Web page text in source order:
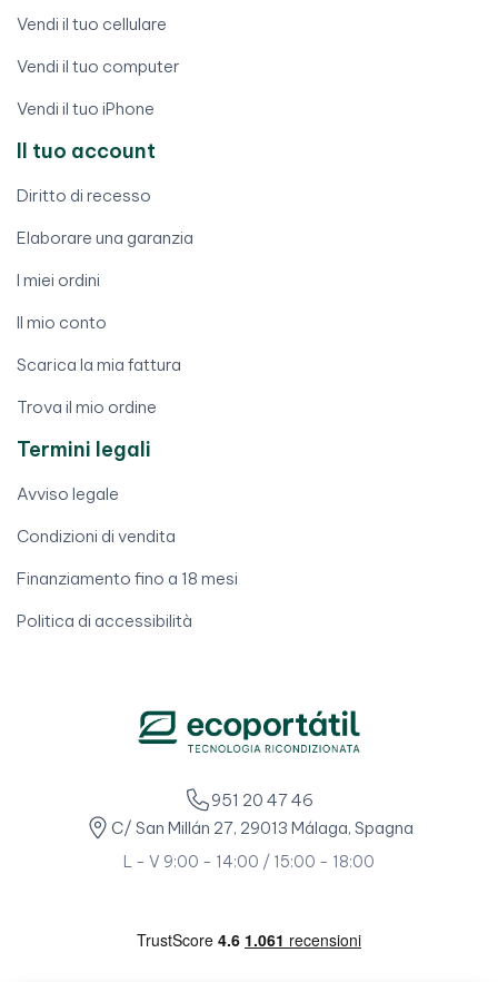
Vendi il tuo cellulare
Vendi il tuo computer
Vendi il tuo iPhone
Il tuo account
Diritto di recesso
Elaborare una garanzia
I miei ordini
Il mio conto
Scarica la mia fattura
Trova il mio ordine
Termini legali
Avviso legale
Condizioni di vendita
Finanziamento fino a 18 mesi
Politica di accessibilità
951 20 47 46
C/ San Millán 27, 29013 Málaga, Spagna
L - V 9:00 - 14:00 / 15:00 - 18:00